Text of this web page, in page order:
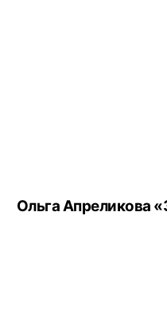
Ольга Апреликова